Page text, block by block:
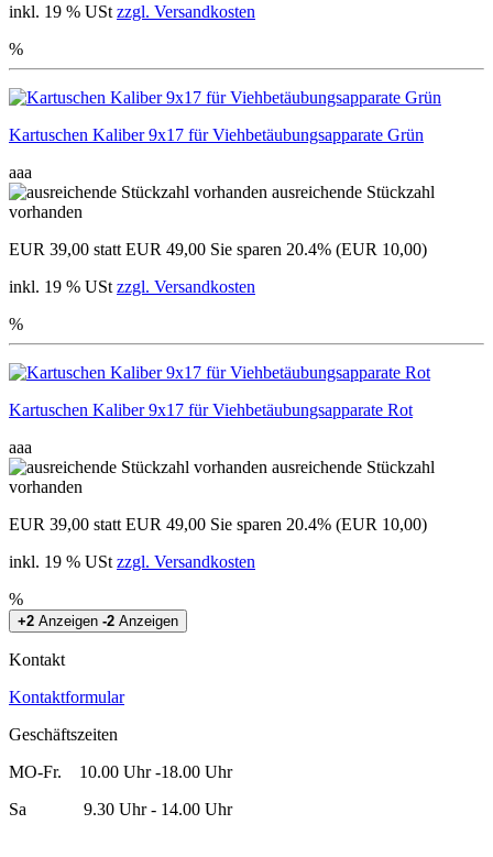
inkl. 19 % USt zzgl. Versandkosten
%
Kartuschen Kaliber 9x17 für Viehbetäubungsapparate Grün
aaa
ausreichende Stückzahl
vorhanden
EUR 39,00 statt EUR 49,00 Sie sparen 20.4% (EUR 10,00)
inkl. 19 % USt zzgl. Versandkosten
%
Kartuschen Kaliber 9x17 für Viehbetäubungsapparate Rot
aaa
ausreichende Stückzahl
vorhanden
EUR 39,00 statt EUR 49,00 Sie sparen 20.4% (EUR 10,00)
inkl. 19 % USt zzgl. Versandkosten
%
+2 Anzeigen -2 Anzeigen
Kontakt
Kontaktformular
Geschäftszeiten
MO-Fr. 10.00 Uhr -18.00 Uhr
Sa 9.30 Uhr - 14.00 Uhr